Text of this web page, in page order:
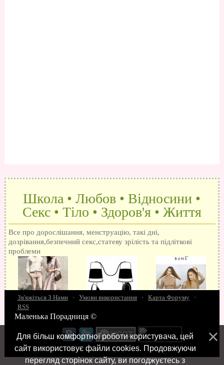
Школа • Любов • Відносини •
Секс • Тіло • Здоров'я • Життя
Все про дорослішання, менструацію, такі дні,
дозрівання,безпечний секс,статеву зрілість та підліткові
проблеми
15 запитань про секс Як досягти оргазм
Позбуваємось синців завагітніти після першого разу Хлопець хоче сексу
робити мінєт"Люблю" і "кохаю" різниця Про перший секс Займатися сексом
Зв'яжіться З Нами · Умови використання · Карта Форуму
·
RSS
Маленька Порадниця ©
Для більш комфортної роботи користувача, цей
сайт використовує файли cookies. Продовжуючи
перегляд сторінок сайту, ви погоджуєтесь з